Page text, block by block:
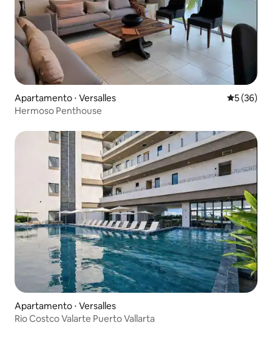
Apartamento ⋅ Versalles 5 de uma
5 (36)
Hermoso Penthouse
Apartamento ⋅ Versalles
Rio Costco Valarte Puerto Vallarta